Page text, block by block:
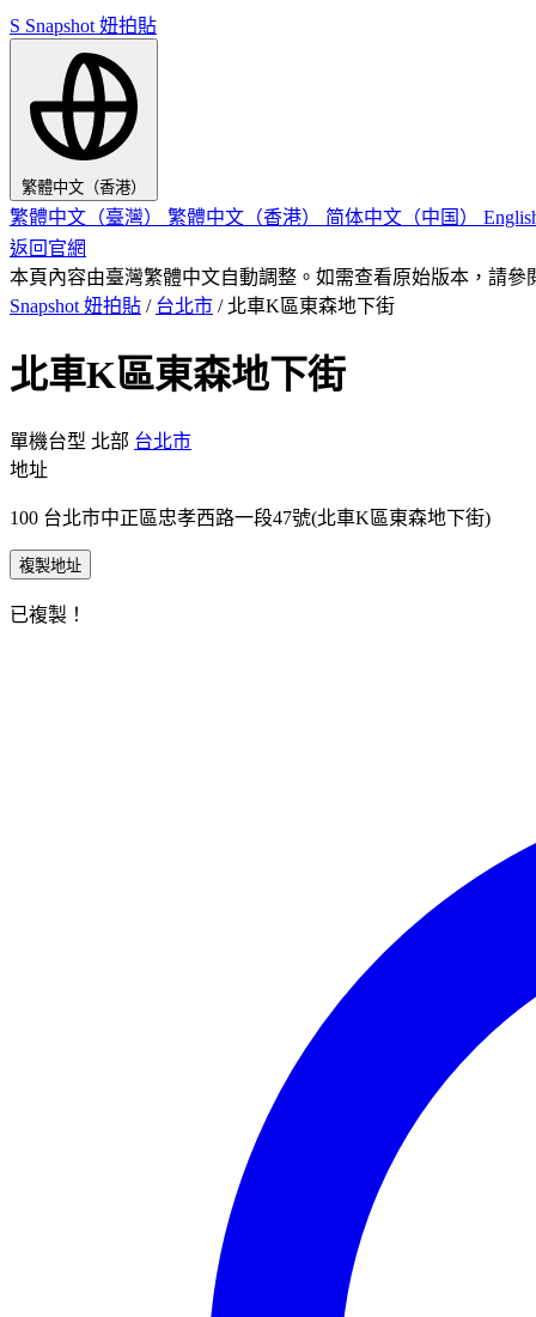
S Snapshot 妞拍貼
繁體中文（香港）
繁體中文（臺灣） 繁體中文（香港） 简体中文（中国）
返回官網
本頁內容由臺灣繁體中文自動調整。如需查看原始版本，請參
Snapshot 妞拍貼 / 台北市 / 北車K區東森地下街
北車K區東森地下街
單機台型 北部 台北市
地址
100 台北市中正區忠孝西路一段47號(北車K區東森地下街)
複製地址
已複製！